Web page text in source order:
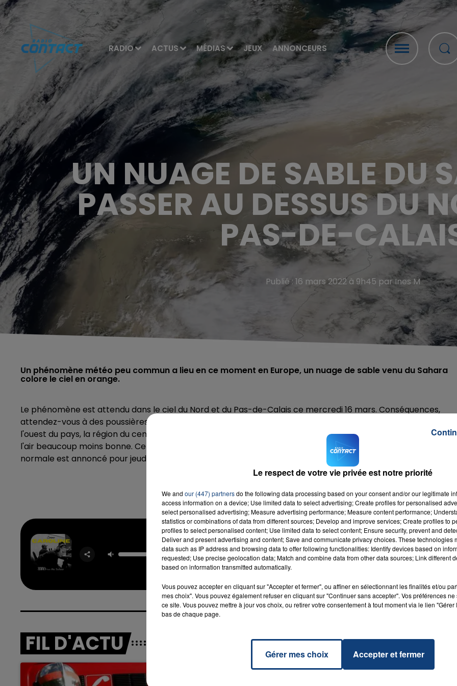
RADIO ACTUS MÉDIAS JEUX ANNONCEURS
LA TEAM DU WEEK-END
7h00 - 12h00
LA TEAM DU WEEK-END
UN NUAGE DE SABLE DU
PASSER AU DESSUS DU
PAS-DE-
Publié : 16 mars 2022 à 9h45 par Ines M
Un phénomène météo peu commun a lieu en ce moment en Europe, un nuage de sable venu du Sahara
colore le ciel en orange.
Le phénomène est attendu dans le ciel du Nord et du Pas-de-Calais ce mercredi 16 mars. Conséquences,
attendez-vous à des poussières de sable sur vos voitures. Le nuage de sable a été aperçu en France mardi à
l'ouest du pays, la région du centre de la France et le grand Est. Un phénomène rare qui va rendre la qualité
l'air beaucoup moins bonne. Ce nuage fait augmenter les températures de quelques degrés. Le retour à la
normale est annoncé pour jeudi.
Comme
Caroline
ZAHO & MC
SOLAAR
RADIO CONTACT
FIL D'ACTU
Le respect de votre vie privée est notre priorité
We and our (447) partnersdo the following data processing based on your consent and/or our legitimate
access information on a device; Use limited data to select advertising; Create profiles for personalised
select personalised advertising; Measure advertising performance; Measure content performance;
statistics or combinations of data from different sources; Develop and improve services; Create profiles to
profiles to select personalised content; Use limited data to select content; Ensure security, prevent and
Deliver and present advertising and content; Save and communicate privacy choices. These technologies
data such as IP address and browsing data to offer following functionalities: Identify devices based on
requested; Use precise geolocation data; Match and combine data from other data sources; Link different
based on information transmitted automatically.
Vous pouvez accepter en cliquant sur "Accepter et fermer", ou affiner en sélectionnant les finalités et/ou
mes choix". Vous pouvez également refuser en cliquant sur "Continuer sans accepter". Vos préférences
ce site. Vous pouvez mettre à jour vos choix, ou retirer votre consentement à tout moment via le lien
bas de chaque page.
Gérer mes choix Accepter et fermer